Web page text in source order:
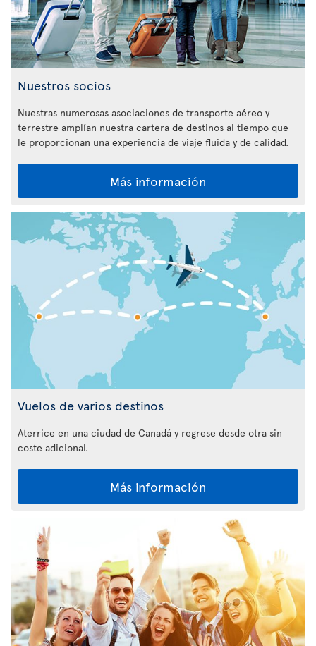
Nuestros socios
Nuestras numerosas asociaciones de transporte aéreo y
terrestre amplían nuestra cartera de destinos al tiempo que
le proporcionan una experiencia de viaje fluida y de calidad.
Más información
Vuelos de varios destinos
Aterrice en una ciudad de Canadá y regrese desde otra sin
coste adicional.
Más información